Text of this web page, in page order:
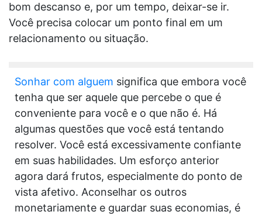
bom descanso e, por um tempo, deixar-se ir.
Você precisa colocar um ponto final em um
relacionamento ou situação.
Sonhar com alguem significa que embora você
tenha que ser aquele que percebe o que é
conveniente para você e o que não é. Há
algumas questões que você está tentando
resolver. Você está excessivamente confiante
em suas habilidades. Um esforço anterior
agora dará frutos, especialmente do ponto de
vista afetivo. Aconselhar os outros
monetariamente e guardar suas economias, é